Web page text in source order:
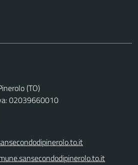
(TO)
02039660010